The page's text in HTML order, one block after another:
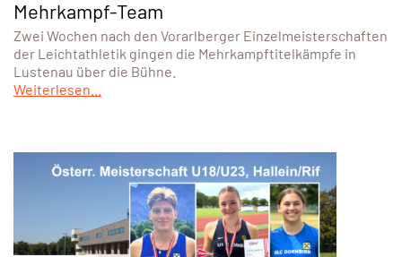
Mehrkampf-Team
Zwei Wochen nach den Vorarlberger Einzelmeisterschaften
der Leichtathletik gingen die Mehrkampftitelkämpfe in
Lustenau über die Bühne.
Weiterlesen...